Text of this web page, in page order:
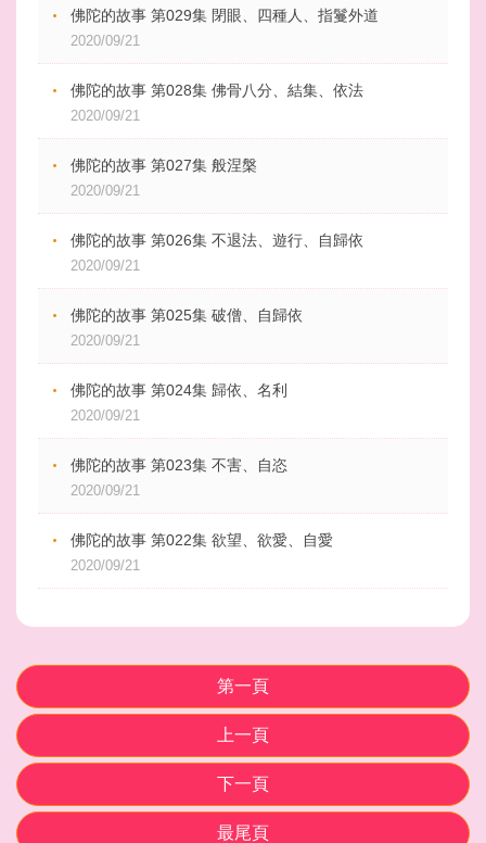
佛陀的故事 第029集 閉眼、四種人、指鬘外道
2020/09/21
佛陀的故事 第028集 佛骨八分、結集、依法
2020/09/21
佛陀的故事 第027集 般涅槃
2020/09/21
佛陀的故事 第026集 不退法、遊行、自歸依
2020/09/21
佛陀的故事 第025集 破僧、自歸依
2020/09/21
佛陀的故事 第024集 歸依、名利
2020/09/21
佛陀的故事 第023集 不害、自恣
2020/09/21
佛陀的故事 第022集 欲望、欲愛、自愛
2020/09/21
第一頁
上一頁
下一頁
最尾頁